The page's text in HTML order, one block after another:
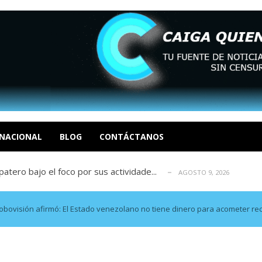
BLOG CONTÁCTANOS
en Venezuela tras finalizar su mis... AGOSTO 9, 2026
fondos para afectados por los terr... AGOSTO 9, 2026
deja un policía muerto AGOSTO 9, 2026
bajo el foco por sus actividade...
las secuelas que deja la prisión ... AGOSTO 9, 2026
en Venezuela tras finalizar su mis... AGOSTO 9, 2026
fondos para afectados por los terr... AGOSTO 9, 2026
deja un policía muerto AGOSTO 9, 2026
afirmó: El Estado venezolano no tiene dinero para acometer